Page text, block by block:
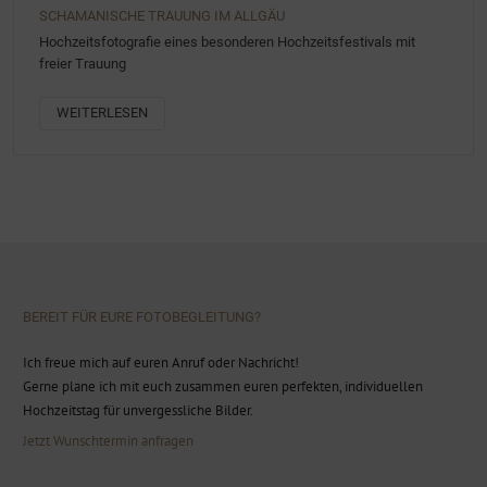
SCHAMANISCHE TRAUUNG IM ALLGÄU
Hochzeitsfotografie eines besonderen Hochzeitsfestivals mit
freier Trauung
WEITERLESEN
BEREIT FÜR EURE FOTOBEGLEITUNG?
Ich freue mich auf euren Anruf oder Nachricht!
Gerne plane ich mit euch zusammen euren perfekten, individuellen
Hochzeitstag für unvergessliche Bilder.
Jetzt Wunschtermin anfragen